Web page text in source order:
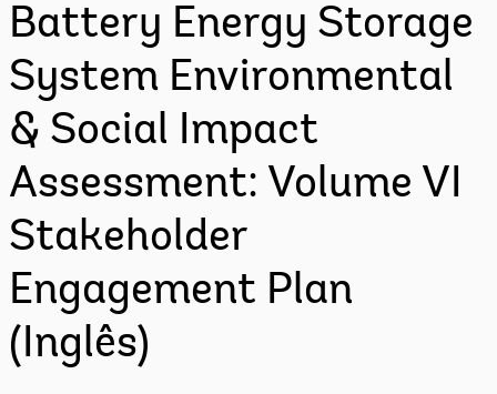
Battery Energy Storage
System Environmental
& Social Impact
Assessment: Volume VI
Stakeholder
Engagement Plan
(Inglês)